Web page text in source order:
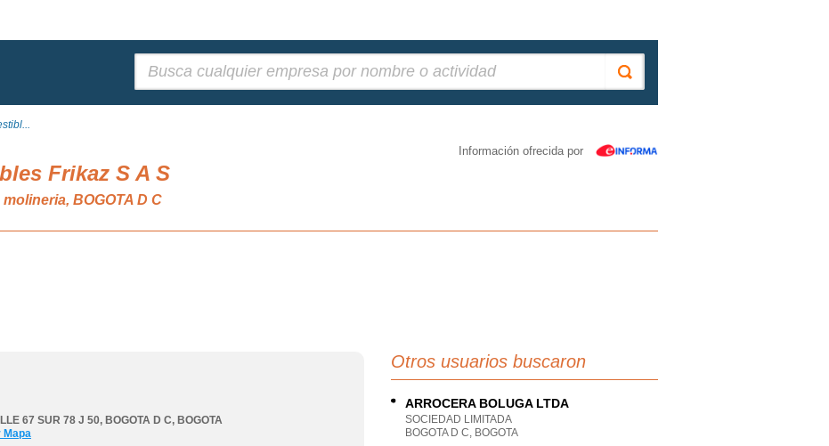
Información ofrecida por
Frikaz S A S
BOGOTA D C
67 SUR 78 J 50, BOGOTA D C, BOGOTA
Mapa
Otros usuarios buscaron
ARROCERA BOLUGA LTDA
SOCIEDAD LIMITADA
BOGOTA D C, BOGOTA